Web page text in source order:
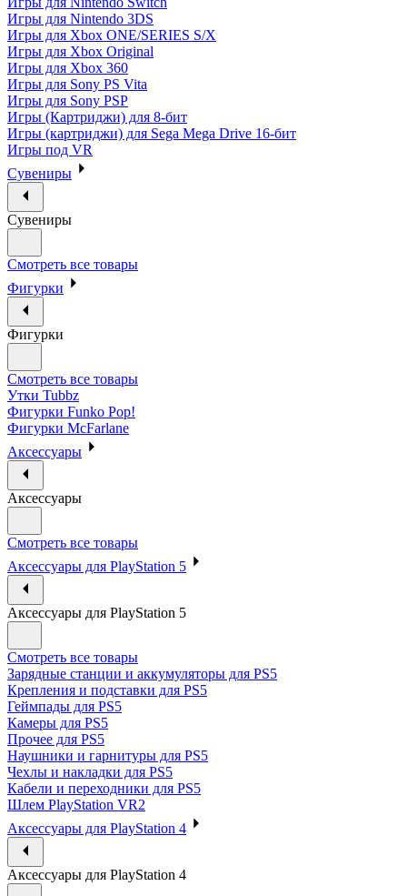
Игры для Nintendo 3DS
Игры для Xbox ONE/SERIES S/X
Игры для Xbox Original
Игры для Xbox 360
Игры для Sony PS Vita
Игры для Sony PSP
Игры (Картриджи) для 8-бит
Игры (картриджи) для Sega Mega Drive 16-бит
Игры под VR
Сувениры
Сувениры
Смотреть все товары
Фигурки
Фигурки
Смотреть все товары
Утки Tubbz
Фигурки Funko Pop!
Фигурки McFarlane
Аксессуары
Аксессуары
Смотреть все товары
Аксессуары для PlayStation 5
Аксессуары для PlayStation 5
Смотреть все товары
Зарядные станции и аккумуляторы для PS5
Крепления и подставки для PS5
Геймпады для PS5
Камеры для PS5
Прочее для PS5
Наушники и гарнитуры для PS5
Чехлы и накладки для PS5
Кабели и переходники для PS5
Шлем PlayStation VR2
Аксессуары для PlayStation 4
Аксессуары для PlayStation 4